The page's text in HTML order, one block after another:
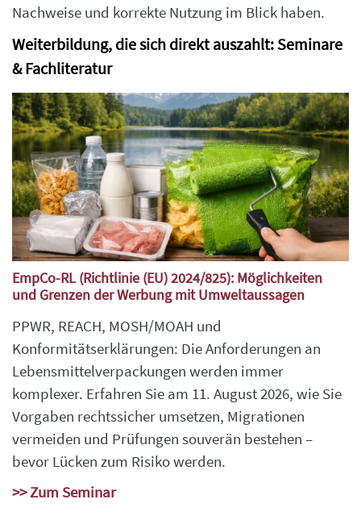
Nachweise und korrekte Nutzung im Blick haben.
Weiterbildung, die sich direkt auszahlt: Seminare
& Fachliteratur
EmpCo-RL (Richtlinie (EU) 2024/825): Möglichkeiten
und Grenzen der Werbung mit Umweltaussagen
PPWR, REACH, MOSH/MOAH und
Konformitätserklärungen: Die Anforderungen an
Lebensmittelverpackungen werden immer
komplexer. Erfahren Sie am 11. August 2026, wie Sie
Vorgaben rechtssicher umsetzen, Migrationen
vermeiden und Prüfungen souverän bestehen –
bevor Lücken zum Risiko werden.
>> Zum Seminar